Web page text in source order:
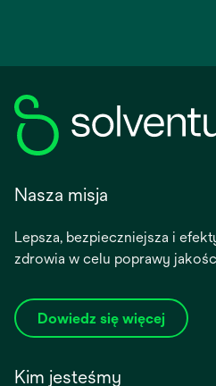
Nasza misja
Lepsza, bezpieczniejsza i
zdrowia w celu poprawy
Dowiedz się więcej
Kim jesteśmy